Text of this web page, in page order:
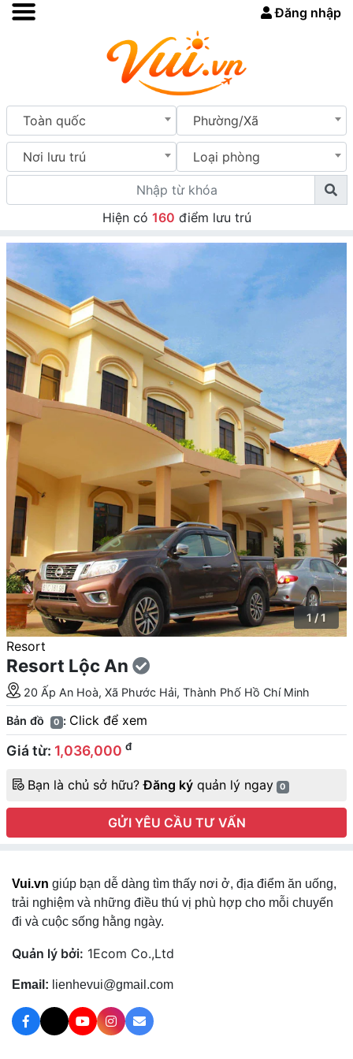
Đăng nhập
Toàn quốc Phường/Xã
Nơi lưu trú Loại phòng
Hiện có 160 điểm lưu trú
1 / 1
Resort
Resort Lộc An
20 Ấp An Hoà, Xã Phước Hải, Thành Phố Hồ Chí Minh
Bản đồ 0 : Click để xem
Giá từ: 1,036,000 đ
Bạn là chủ sở hữu?Đăng ký quản lý ngay 0
GỬI YÊU CẦU TƯ VẤN
Vui.vn giúp bạn dễ dàng tìm thấy nơi ở, địa điểm ăn uống,
trải nghiệm và những điều thú vị phù hợp cho mỗi chuyến
đi và cuộc sống hằng ngày.
Quản lý bởi: 1Ecom Co.,Ltd
Email: lienhevui@gmail.com